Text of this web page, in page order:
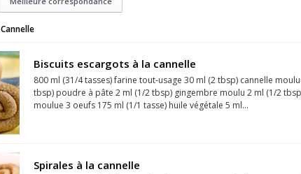
Cannelle
Biscuits escargots à la cannelle
800 ml (31/4 tasses) farine tout-usage 30 ml (2 tbsp) cannelle
tbsp) poudre à pâte 2 ml (1/2 tbsp) gingembre moulu 2 ml (1/2
moulue 3 oeufs 175 ml (1/1 tasse) huile végétale 5 ml...
Spirales à la cannelle